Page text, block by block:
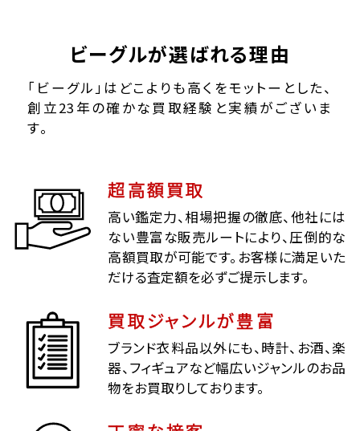
ビーグルが選ばれる理由
「ビーグル」はどこよりも高くをモットーとした、
創立23年の確かな買取経験と実績がございま
す。
超高額買取
高い鑑定力、相場把握の徹底、他社には
ない豊富な販売ルートにより、圧倒的な
高額買取が可能です。お客様に満足いた
だける査定額を必ずご提示します。
買取ジャンルが豊富
ブランド衣料品以外にも、時計、お酒、楽
器、フィギュアなど幅広いジャンルのお品
物をお買取りしております。